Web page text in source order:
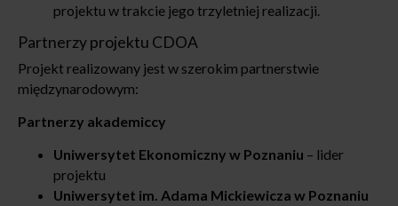
projektu w trakcie jego trzyletniej realizacji.
Partnerzy projektu CDOA
Projekt realizowany jest w szerokim partnerstwie
międzynarodowym:
Partnerzy akademiccy
Uniwersytet Ekonomiczny w Poznaniu – lider
projektu
Uniwersytet im. Adama Mickiewicza w Poznaniu